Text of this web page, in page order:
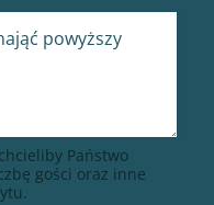
Państwo
gości oraz inne